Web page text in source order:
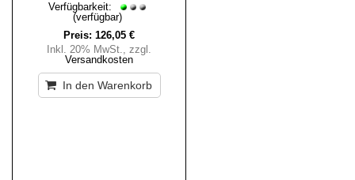
Verfügbarkeit:
(verfügbar)
Preis: 126,05 €
Inkl. 20% MwSt., zzgl.
Versandkosten
In den Warenkorb